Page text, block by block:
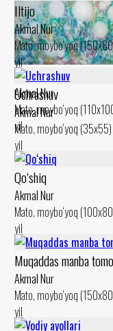
Momaqaymoq
Akmal Nur
Mato, moybo‘yoq
yil
Iltijo
Akmal Nur
Mato, moybo‘yoq
yil
Uchrashuv
Akmal Nur
Mato, moybo‘yoq
yil
Qo‘shiq
Akmal Nur
Mato, moybo‘yoq
yil
Muqaddas manba
Akmal Nur
Mato, moybo‘yoq
yil